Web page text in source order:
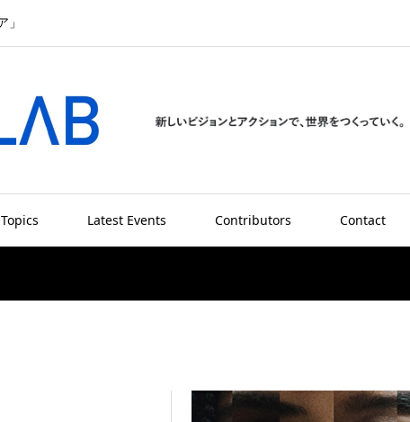
Latest Events Contributors Contact
Regenerating Local